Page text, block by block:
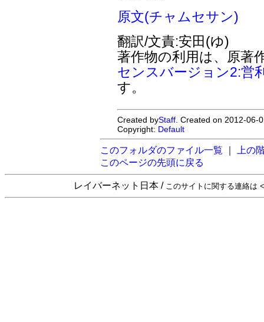
原文(チャムセサン)
翻訳/文責:安田(ゆ)
著作物の利用は、原著
センスバージョン2:営
す。
Created byStaff . Created on 2012-
Copyright: Default
このフォルダのファイル一覧
上の
このページの先頭に戻る
レイバーネット日本 / このサイトに関する連絡は